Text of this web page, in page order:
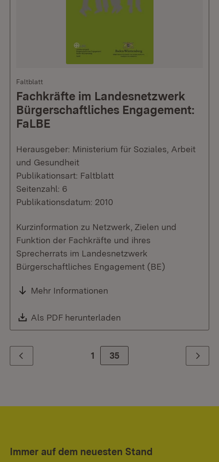
Faltblatt
Fachkräfte im Landesnetzwerk
Bürgerschaftliches Engagement:
FaLBE
Herausgeber: Ministerium für Soziales, Arbeit
und Gesundheit
Publikationsart: Faltblatt
Seitenzahl: 6
Publikationsdatum: 2010
Kurzinformation zu Netzwerk, Zielen und
Funktion der Fachkräfte und ihres
Sprecherrats im Landesnetzwerk
Bürgerschaftliches Engagement (BE)
Mehr Informationen
Download:
Als PDF herunterladen
Zurück 1 Zur Seite
35 Weiter
Immer auf dem neuesten Stand